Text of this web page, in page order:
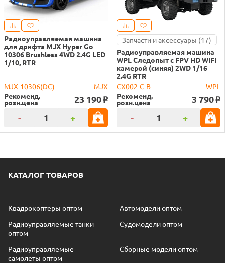
Радиоуправляемая машина
для дрифта MJX Hyper Go
10306 Brushless 4WD 2.4G LED
1/10, RTR
MJX-10306(DC)
MJX
Рекоменд.
розн.цена 23 190 o
- +
Запчасти и аксессуары (17)
Радиоуправляемая машина
WPL Следопыт с FPV HD WIFI
камерой (синяя) 2WD 1/16
2.4G RTR
CX002-C-B
WPL
Рекоменд.
розн.цена 3 790 o
- +
КАТАЛОГ ТОВАРОВ
Квадрокоптеры оптом
Автомодели оптом
Радиоуправляемые танки
оптом
Судомодели оптом
Радиоуправляемые
самолеты оптом
Сборные модели оптом